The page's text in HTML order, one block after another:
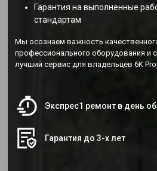
Гарантия на выполненные
стандартам
Мы осознаем важность
профессионального оборудования и
лучший сервис для владельцев 6K Pro
Экспрес1 ремонт в день
Гарантия до 3-х лет